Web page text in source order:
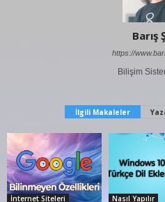
Barış
https://
Bilişim
İlgili Makaleler
İnternet Siteleri Nasıl Yapılır